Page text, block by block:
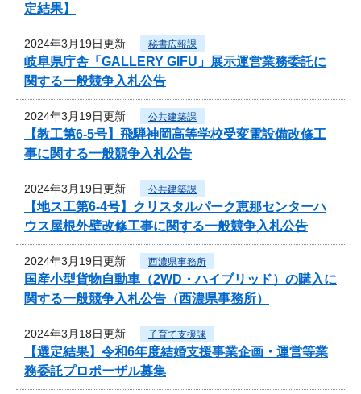
定結果】
2024年3月19日更新 秘書広報課
岐阜県庁舎「GALLERY GIFU」展示運営業務委託に
関する一般競争入札公告
2024年3月19日更新 公共建築課
【教工第6-5号】飛騨神岡高等学校受変電設備改修工
事に関する一般競争入札公告
2024年3月19日更新 公共建築課
【地ス工第6-4号】クリスタルパーク恵那センターハ
ウス屋根外壁改修工事に関する一般競争入札公告
2024年3月19日更新 西濃県事務所
国産小型貨物自動車（2WD・ハイブリッド）の購入に
関する一般競争入札公告（西濃県事務所）
2024年3月18日更新 子育て支援課
【選定結果】令和6年度結婚支援事業企画・運営等業
務委託プロポーザル募集